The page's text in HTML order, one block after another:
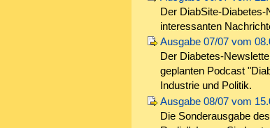
Der DiabSite-
interessanten
Ausgabe 07/07 vom
Der Diabetes-
geplanten Podcast
Industrie und Politik.
Ausgabe 08/07 vom
Die Sonderausgabe